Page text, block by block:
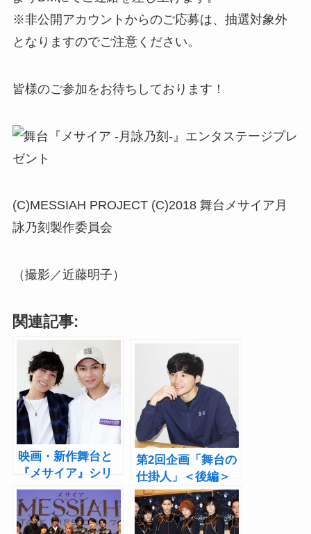
※非公開アカウントからのご応募は、抽選対象外
となりますのでご注意ください。
皆様のご参加をお待ちしております！
(C)MESSIAH PROJECT (C)2018 舞台メサイア月
詠乃刻製作委員会
（撮影／近藤明子）
関連記事:
映画・新作舞台と
『メサイア』シリ
ーズ新展開！山田
ジェームス武×宮城
紘大インタビュー
第2回企画「舞台の
仕掛人」＜後編＞
殺陣師・六本木康
弘の描く“エンタメ
性と生き様”